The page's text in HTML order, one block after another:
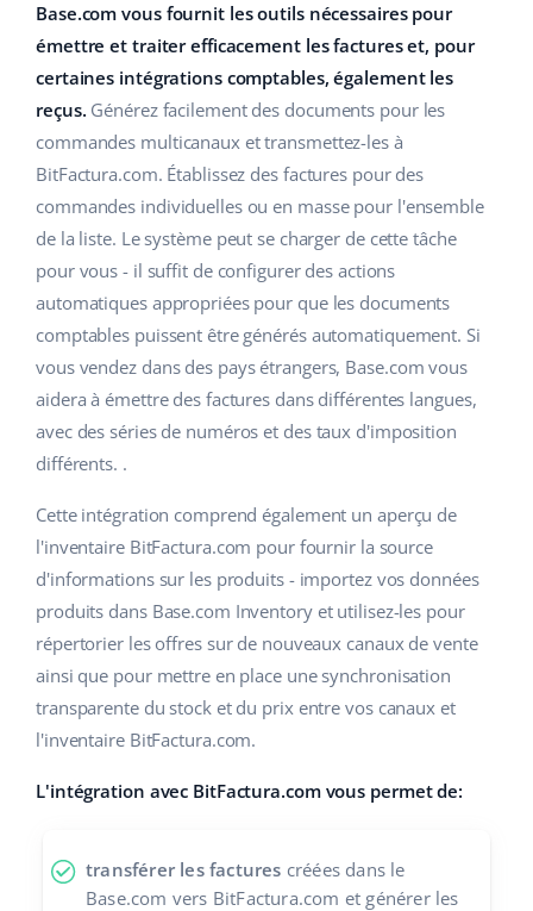
Gestion logistique
Base Connect
L'IA au service du e-commerce
Maison et jardin
Produits pour enfants
Électronique
Pièces automobiles
Supermarché
Santé et beauté
La mode
Aide
Académie
Services
Audit des comptes
Autres
Calculateur de gains
Collaborations et partenaires
Contact
english (US)
english (GB)
english (IN)
čeština
deutsch
Ελληνικά
español (AR)
español (MX)
Français
Italiano
polski
português (BR)
română
中文
Base.com vous fournit les outils nécessaires pour
émettre et traiter efficacement les factures et, pour
certaines intégrations comptables, également les
reçus. Générez facilement des documents pour les
commandes multicanaux et transmettez-les à
BitFactura.com. Établissez des factures pour des
commandes individuelles ou en masse pour l'ensemble
de la liste. Le système peut se charger de cette tâche
pour vous - il suffit de configurer des actions
automatiques appropriées pour que les documents
comptables puissent être générés automatiquement. Si
vous vendez dans des pays étrangers, Base.com vous
aidera à émettre des factures dans différentes langues,
avec des séries de numéros et des taux d'imposition
différents. .
Cette intégration comprend également un aperçu de
l'inventaire BitFactura.com pour fournir la source
d'informations sur les produits - importez vos données
produits dans Base.com Inventory et utilisez-les pour
répertorier les offres sur de nouveaux canaux de vente
ainsi que pour mettre en place une synchronisation
transparente du stock et du prix entre vos canaux et
l'inventaire BitFactura.com.
L'intégration avec BitFactura.com vous permet de:
transférer les factures créées dans le
Base.com vers BitFactura.com et générer les